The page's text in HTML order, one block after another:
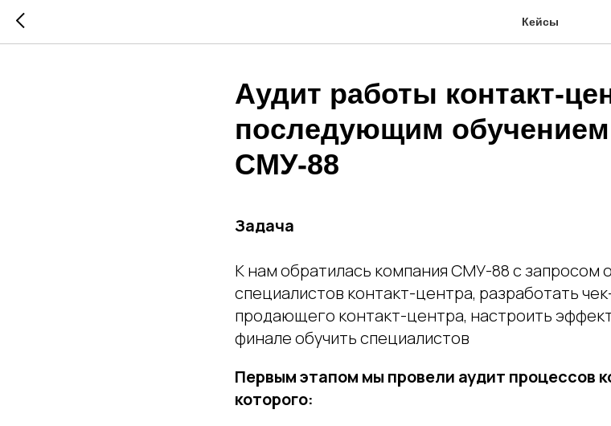
Кейсы
Аудит работы контакт-
последующим
СМУ-88
Задача
К нам обратилась компания СМУ-88 с запросом
специалистов контакт-центра, разработать
продающего контакт-центра, настроить
финале обучить специалистов
Первым этапом мы провели аудит процессов
которого: